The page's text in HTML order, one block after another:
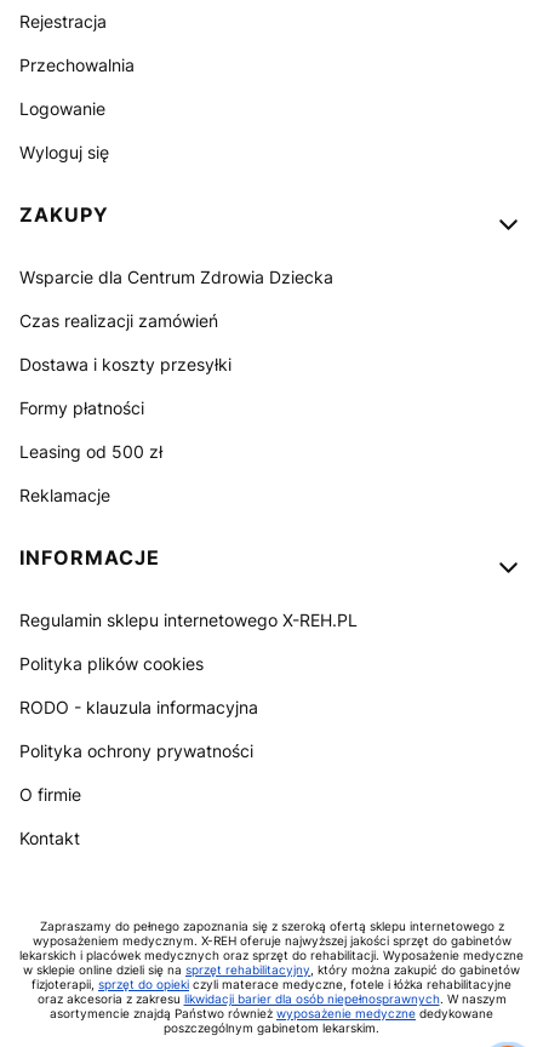
Rejestracja
Przechowalnia
Logowanie
Wyloguj się
ZAKUPY
Wsparcie dla Centrum Zdrowia Dziecka
Czas realizacji zamówień
Dostawa i koszty przesyłki
Formy płatności
Leasing od 500 zł
Reklamacje
INFORMACJE
Regulamin sklepu internetowego X-REH.PL
Polityka plików cookies
RODO - klauzula informacyjna
Polityka ochrony prywatności
O firmie
Kontakt
Zapraszamy do pełnego zapoznania się z szeroką ofertą sklepu internetowego z
wyposażeniem medycznym. X-REH oferuje najwyższej jakości sprzęt do gabinetów
lekarskich i placówek medycznych oraz sprzęt do rehabilitacji. Wyposażenie medyczne
w sklepie online dzieli się na sprzęt rehabilitacyjny , który można zakupić do gabinetów
fizjoterapii, sprzęt do opieki czyli materace medyczne, fotele i łóżka rehabilitacyjne
oraz akcesoria z zakresu likwidacji barier dla osób niepełnosprawnych. W naszym
asortymencie znajdą Państwo również wyposażenie medyczne dedykowane
poszczególnym gabinetom lekarskim.